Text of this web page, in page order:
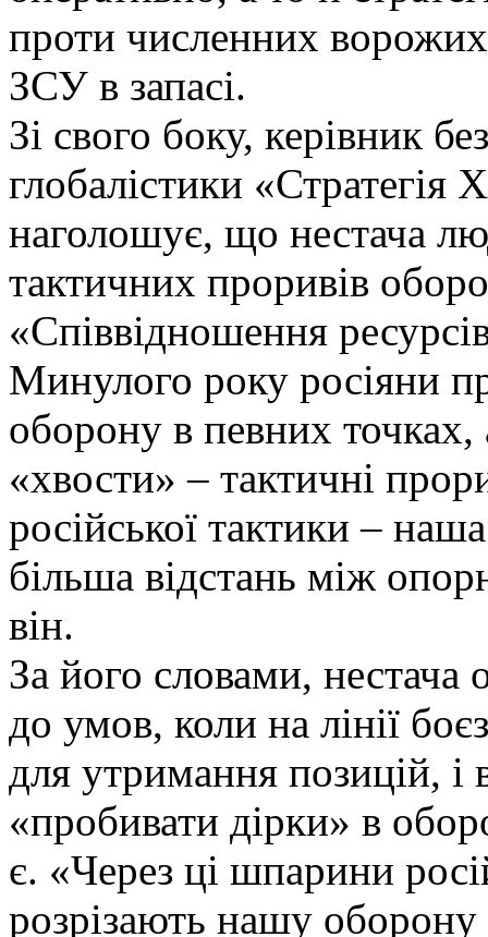
проти численних
ЗСУ в запасі.
Зі свого боку, керівник
глобалістики
наголошує, що нестача
тактичних проривів
«Співвідношення
Минулого року росіяни
оборону в певних точках,
«хвости» – тактичні
російської тактики –
більша відстань між
він.
За його словами, нестача
до умов, коли на лінії
для утримання позицій, і
«пробивати дірки» в
є. «Через ці шпарини
розрізають нашу